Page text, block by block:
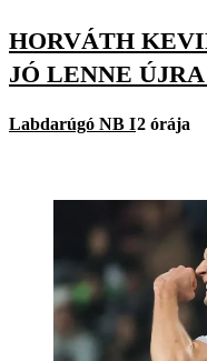
HORVÁTH
JÓ LENNE
Labdarúgó NB I2 órája